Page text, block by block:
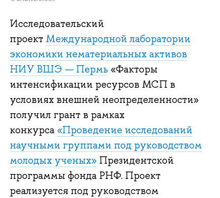
Исследовательский
проект Международной лаборатории
экономики нематериальных активов
НИУ ВШЭ — Пермь «Факторы
интенсификации ресурсов МСП в
условиях внешней неопределенности»
получил грант в рамках
конкурса «Проведение исследований
научными группами под руководством
молодых ученых» Президентской
программы фонда РНФ. Проект
реализуется под руководством